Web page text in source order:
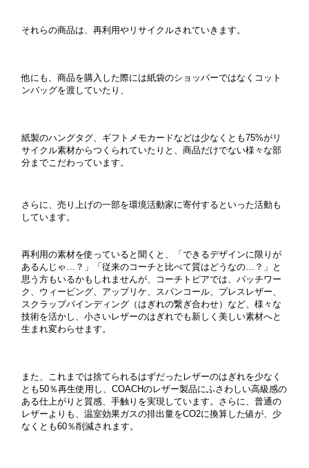
それらの商品は、再利用やリサイクルされていきます。
他にも、商品を購入した際には紙袋のショッパーではなくコット
ンバッグを渡していたり、
紙製のハングタグ、ギフトメモカードなどは少なくとも75%がリ
サイクル素材からつくられていたりと、商品だけでない様々な部
分までこだわっています。
さらに、売り上げの一部を環境活動家に寄付するといった活動も
しています。
再利用の素材を使っていると聞くと、「できるデザインに限りが
あるんじゃ…？」「従来のコーチと比べて質はどうなの…？」と
思う方もいるかもしれませんが、
コーチトピアでは、パッチワー
ク、ウィービング、アップリケ、スパンコール、プレスレザー、
スクラップバインディング（はぎれの繋ぎ合わせ）など、様々な
技術を活かし、小さいレザーのはぎれでも新しく美しい素材へと
生まれ変わらせます。
また、これまでは捨てられるはずだったレザーのはぎれを少なく
とも50％再生使用し、COACHのレザー製品にふさわしい高級感の
ある仕上がりと質感、手触りを実現しています。さらに、普通の
レザーよりも、温室効果ガスの排出量をCO2に換算した値が、少
なくとも60％削減されます。